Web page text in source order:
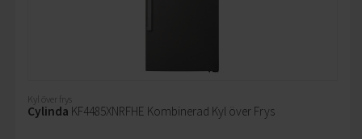
Kyl över frys
Cylinda KF4485XNRFHE Kombinerad Kyl över Frys